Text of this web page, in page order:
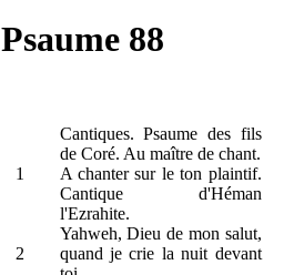
Psaume 88
1
Cantiques. Psaume des fils
de Coré. Au maître de chant.
A chanter sur le ton plaintif.
Cantique d'Héman
l'Ezrahite.
2
Yahweh, Dieu de mon salut,
quand je crie la nuit devant